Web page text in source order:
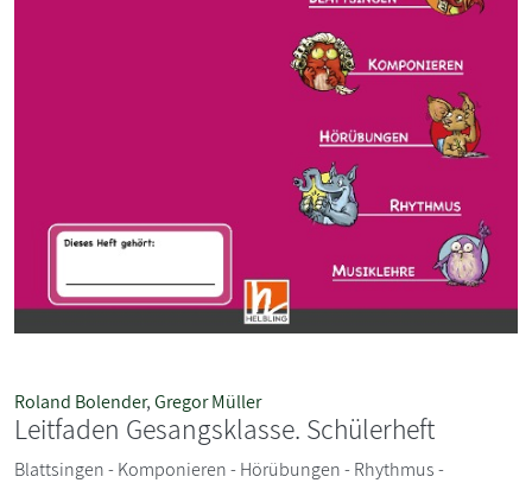
Roland Bolender,Gregor Müller
Leitfaden Gesangsklasse. Schülerheft
Blattsingen - Komponieren - Hörübungen - Rhythmus -